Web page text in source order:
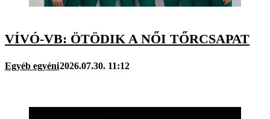
VÍVÓ-VB: ÖTÖDIK A NŐI TŐRCSAPAT
Egyéb egyéni2026.07.30. 11:12